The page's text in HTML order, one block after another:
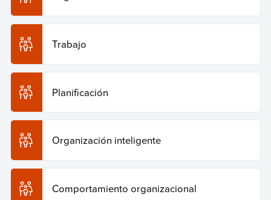
Trabajo
Planificación
Organización inteligente
Comportamiento organizacional